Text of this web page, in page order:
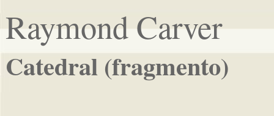
Raymond Carver
Catedral (fragmento)